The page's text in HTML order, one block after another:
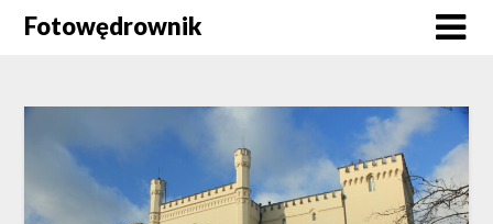
SkipFotowędrownik